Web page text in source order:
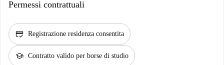
Permessi contrattuali
credit_score Registrazione residenza consentita
school Contratto valido per borse di studio